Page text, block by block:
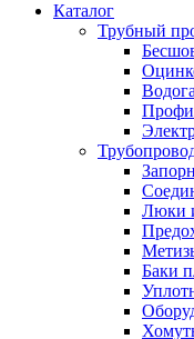
Каталог
Трубный
Люки
Баки